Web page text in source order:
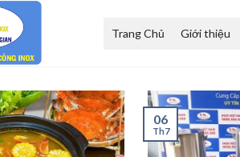
Trang Chủ Giới thiệu
06
Th7